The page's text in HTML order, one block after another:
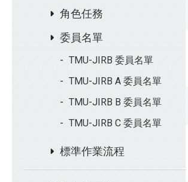
角色任務
委員名單
TMU-JIRB 委員名單
TMU-JIRB A 委員名單
TMU-JIRB B 委員名單
TMU-JIRB C 委員名單
標準作業流程